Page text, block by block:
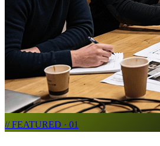
// FEATURED · 01